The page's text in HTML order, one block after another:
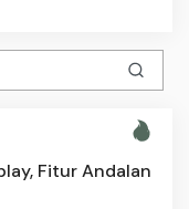
Fitur Andalan